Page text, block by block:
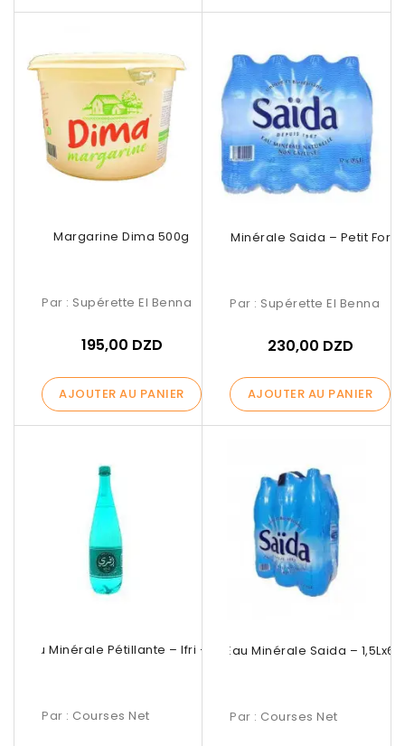
Margarine Dima 500g
Par : Supérette El Benna
195,00 DZD
AJOUTER AU PANIER
Eau Minérale Saida – Petit
Par : Supérette El Benna
230,00 DZD
AJOUTER AU PANIER
Eau Minérale Pétillante – Ifri – 1L
Par : Courses Net
Eau Minérale Saida – 1,5Lx6
Par : Courses Net